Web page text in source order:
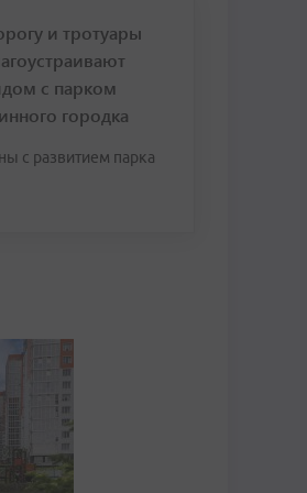
и тротуары
с парком
городка
с развитием парка